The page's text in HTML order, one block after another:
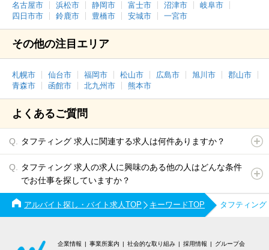
名古屋市 浜松市 静岡市 富士市 沼津市
岐阜市
四日市市
鈴鹿市 豊橋市 安城市 一宮市
その他の注目エリア
札幌市 仙台市 福岡市 松山市 広島市 旭川市
郡山市
青森市
函館市 北九州市 熊本市
よくあるご質問
タフティング 求人に関連する求人は何件ありますか？
タフティング 求人の求人に興味のある他の人はどんな条件
でお仕事を探していますか？
アルバイト探し・バイト求人TOP キーワードTOP タフティン
企業情報 事業所案内 社会的な取り組み 採用情報 グループ会